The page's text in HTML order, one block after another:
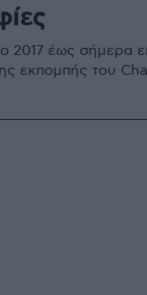
2017 έως σήμερα
εκπομπής του